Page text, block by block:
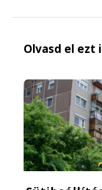
Olvasd el ezt